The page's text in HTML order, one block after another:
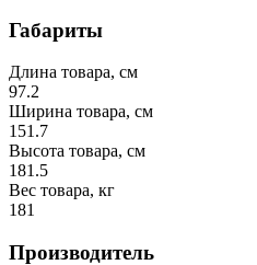
Габариты
Длина товара, см
97.2
Ширина товара, см
151.7
Высота товара, см
181.5
Вес товара, кг
181
Производитель